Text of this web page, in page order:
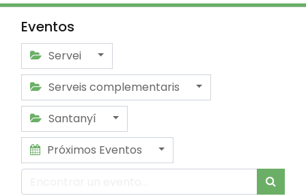
Eventos
Servei
Serveis complementaris
Santanyí
Próximos Eventos